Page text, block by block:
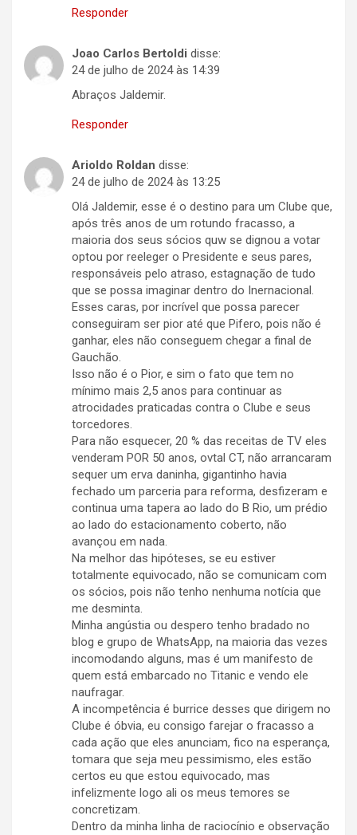
Responder
Joao Carlos Bertoldi disse:
24 de julho de 2024 às 14:39
Abraços Jaldemir.
Responder
Arioldo Roldan disse:
24 de julho de 2024 às 13:25
Olá Jaldemir, esse é o destino para um Clube que,
após três anos de um rotundo fracasso, a
maioria dos seus sócios quw se dignou a votar
optou por reeleger o Presidente e seus pares,
responsáveis pelo atraso, estagnação de tudo
que se possa imaginar dentro do Inernacional.
Esses caras, por incrível que possa parecer
conseguiram ser pior até que Pifero, pois não é
ganhar, eles não conseguem chegar a final de
Gauchão.
Isso não é o Pior, e sim o fato que tem no
mínimo mais 2,5 anos para continuar as
atrocidades praticadas contra o Clube e seus
torcedores.
Para não esquecer, 20 % das receitas de TV eles
venderam POR 50 anos, ovtal CT, não arrancaram
sequer um erva daninha, gigantinho havia
fechado um parceria para reforma, desfizeram e
continua uma tapera ao lado do B Rio, um prédio
ao lado do estacionamento coberto, não
avançou em nada.
Na melhor das hipóteses, se eu estiver
totalmente equivocado, não se comunicam com
os sócios, pois não tenho nenhuma notícia que
me desminta.
Minha angústia ou despero tenho bradado no
blog e grupo de WhatsApp, na maioria das vezes
incomodando alguns, mas é um manifesto de
quem está embarcado no Titanic e vendo ele
naufragar.
A incompetência é burrice desses que dirigem no
Clube é óbvia, eu consigo farejar o fracasso a
cada ação que eles anunciam, fico na esperança,
tomara que seja meu pessimismo, eles estão
certos eu que estou equivocado, mas
infelizmente logo ali os meus temores se
concretizam.
Dentro da minha linha de raciocínio e observação